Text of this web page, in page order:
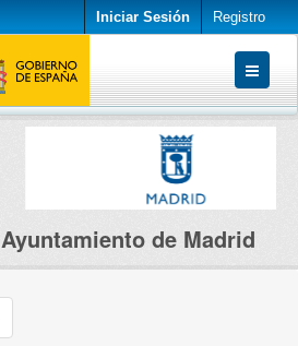
Iniciar Sesión Registro
Ayuntamiento de Madrid